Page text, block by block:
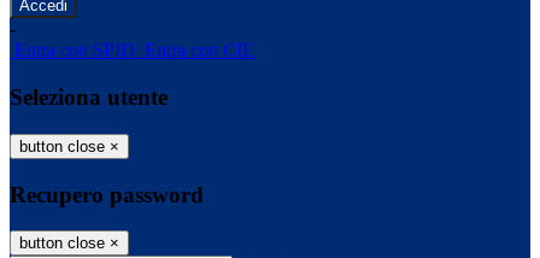
-
Entra con SPID Entra con CIE
Seleziona utente
button close ×
Recupero password
button close ×